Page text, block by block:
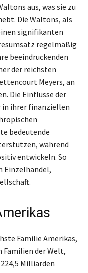
aus, was sie zu
Die Waltons, als
signifikanten
regelmäßig
beeindruckenden
der reichsten
Meyers, an
Die Einflüsse der
in ihrer finanziellen
bedeutende
während
entwickeln. So
Einzelhandel,
Familie Amerikas,
Familien der Welt,
Milliarden